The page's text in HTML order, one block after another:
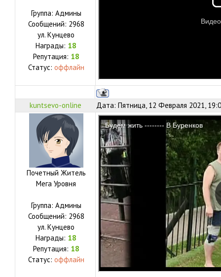
Группа: Админы
Сообщений: 2968
ул. Кунцево
Награды: 18
Репутация: 18
Статус: оффлайн
kuntsevo-online Дата: Пятница, 12 Февраля 2021,
Почетный Житель
Мега Уровня
Группа: Админы
Сообщений: 2968
ул. Кунцево
Награды: 18
Репутация: 18
Статус: оффлайн